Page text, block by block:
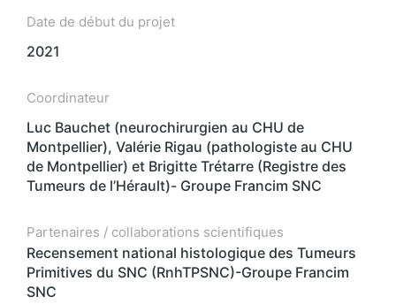
Date de début du projet
2021
Coordinateur
Luc Bauchet (neurochirurgien au CHU de
Montpellier), Valérie Rigau (pathologiste au CHU
de Montpellier) et Brigitte Trétarre (Registre des
Tumeurs de l’Hérault)- Groupe Francim SNC
Partenaires / collaborations scientifiques
Recensement national histologique des Tumeurs
Primitives du SNC (RnhTPSNC)-Groupe Francim
SNC